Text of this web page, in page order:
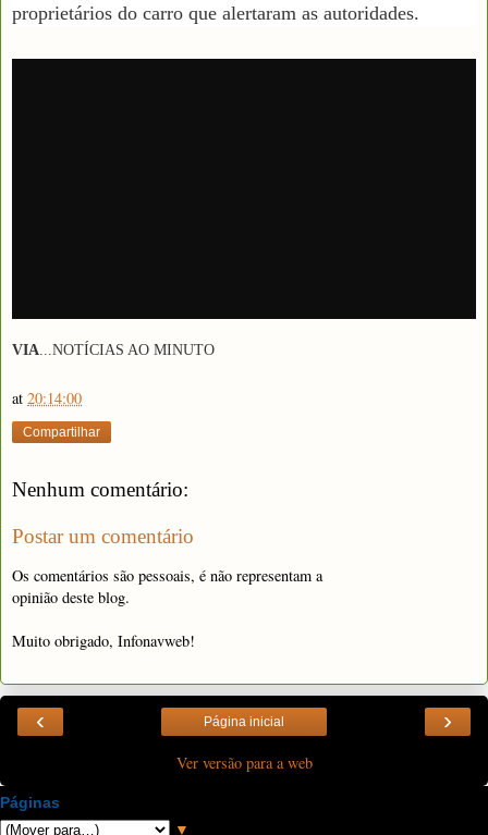
proprietários do carro que alertaram as autoridades.
VIA...NOTÍCIAS AO MINUTO
at 20:14:00
Compartilhar
Nenhum comentário:
Postar um comentário
Os comentários são pessoais, é não representam a
opinião deste blog.
Muito obrigado, Infonavweb!
‹ ›
Página inicial
Ver versão para a web
Páginas
▼